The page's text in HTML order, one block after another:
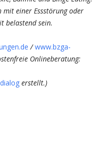
mit einer Essstörung oder
belastend sein.
/www.bzga-
Onlineberatung:
erstellt.)